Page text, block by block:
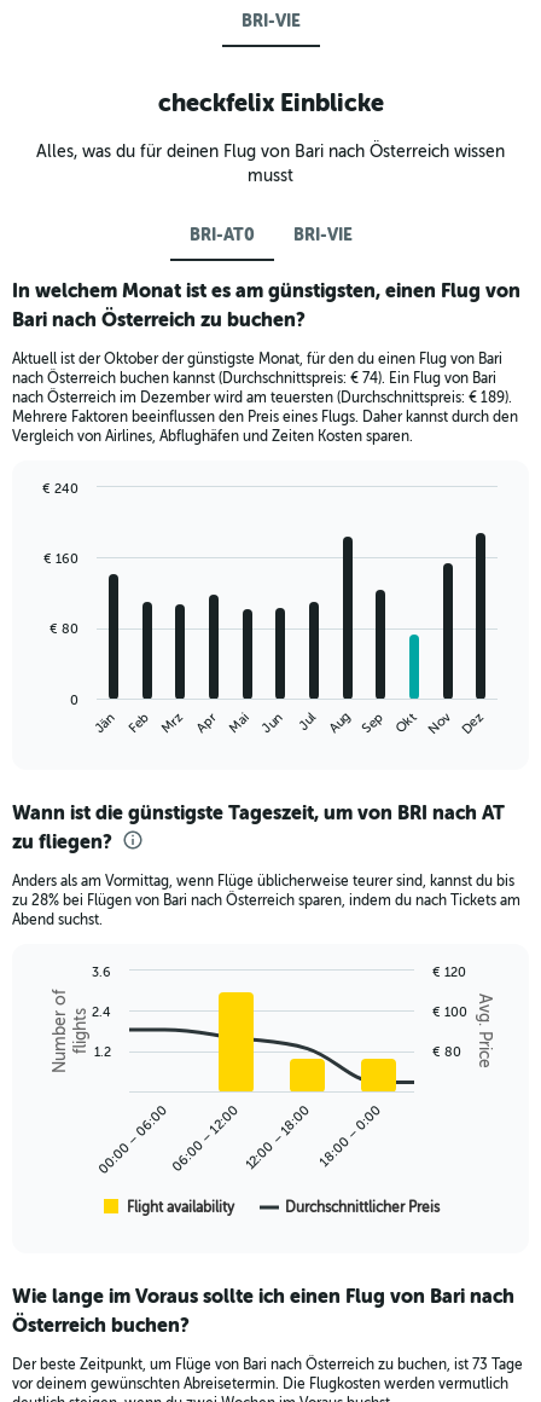
BRI-VIE
checkfelix Einblicke
Alles, was du für deinen Flug von Bari nach Österreich wissen
musst
BRI-AT0 BRI-VIE
In welchem Monat ist es am günstigsten, einen Flug von
Bari nach Österreich zu buchen?
Aktuell ist der Oktober der günstigste Monat, für den du einen Flug von Bari
nach Österreich buchen kannst (Durchschnittspreis: € 74). Ein Flug von Bari
nach Österreich im Dezember wird am teuersten (Durchschnittspreis: € 189).
Mehrere Faktoren beeinflussen den Preis eines Flugs. Daher kannst durch den
Vergleich von Airlines, Abflughäfen und Zeiten Kosten sparen.
12
The
Range:
12
The
chart
axis
displaying
values.
Range:
Jän Feb Mrz Apr Mai Jun Jul Aug Sep Okt Nov Dez
0
€ 80
€ 160
€ 240
Wann ist die günstigste Tageszeit, um von BRI nach AT
zu fliegen?
Anders als am Vormittag, wenn Flüge üblicherweise teurer sind, kannst du bis
zu 28% bei Flügen von Bari nach Österreich sparen, indem du nach Tickets am
Abend suchst.
Combination
chart
with
data
categories.
Range:
categories.
The
Chart
graphic.
Avg. Price
Number offlights
Flight availability Durchschnittlicher Preis
00:00 – 06:0006:00 – 12:0012:00 – 18:00 18:00 – 0:00
€ 80
€ 100
€ 120
1.2
2.4
3.6
Wie lange im Voraus sollte ich einen Flug von Bari nach
Österreich buchen?
Der beste Zeitpunkt, um Flüge von Bari nach Österreich zu buchen, ist 73 Tage
vor deinem gewünschten Abreisetermin. Die Flugkosten werden vermutlich